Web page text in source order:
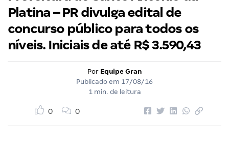
Platina – PR divulga edital de
concurso público para todos os
níveis. Iniciais de até R$ 3.590,43
Por Equipe Gran
Publicado em 17/08/16
1 min. de leitura
0 0